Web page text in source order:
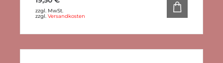
zzgl. MwSt.
zzgl. Versandkosten